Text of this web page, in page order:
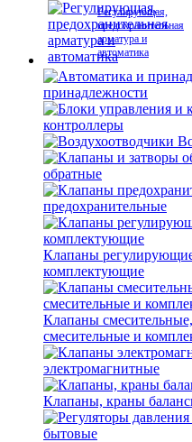
Регулирующая,
предохранительная
арматура и
автоматика
принадлежности
контроллеры
обратные
предохранительные
Клапаны
комплектующие
Клапаны
смесительные и
электромагнитные
Клапаны, краны
бытовые